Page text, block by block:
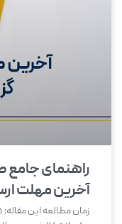
راهنمای
آخرین مهلت
زمان مطالعه این مقاله: